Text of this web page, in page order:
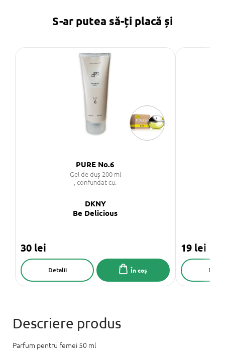
S-ar putea să-ți placă și
PURE No.6
Gel de duș 200 ml
, confundat cu:
DKNY
Be Delicious
30 lei
În coș
Detalii
19 lei
Parfum pentru femei 50 ml